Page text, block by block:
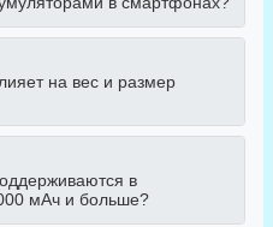
на вес и размер
в
мАч и больше?